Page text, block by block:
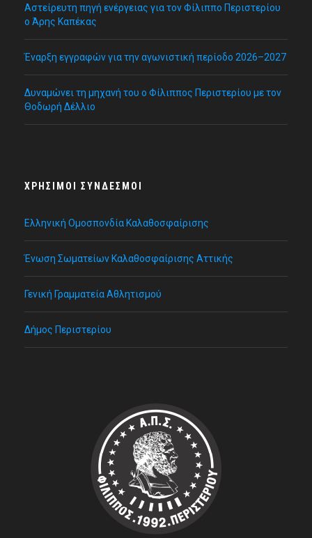
Αστείρευτη πηγή ενέργειας για τον Φίλιππο Περιστερίου
ο Άρης Καπέκας
Έναρξη εγγραφών για την αγωνιστική περίοδο 2026–2027
Δυναμώνει τη μηχανή του ο Φίλιππος Περιστερίου με τον
Θοδωρή Δέλλιο
ΧΡΉΣΙΜΟΙ ΣΎΝΔΕΣΜΟΙ
Ελληνική Ομοσπονδία Καλαθοσφαίρισης
Ένωση Σωματείων Καλαθοσφαίρισης Αττικής
Γενική Γραμματεία Αθλητισμού
Δήμος Περιστερίου